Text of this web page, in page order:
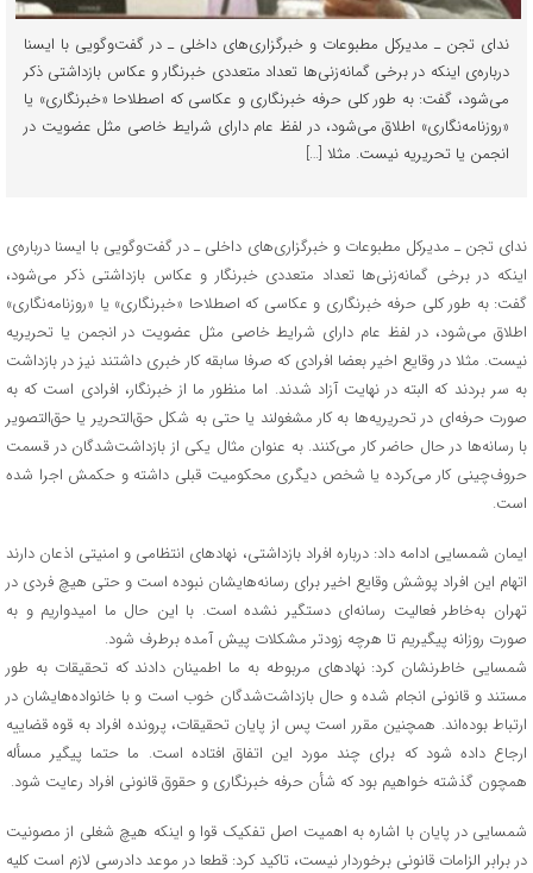
ندای تجن ـ مدیرکل مطبوعات و خبرگزاری‌های داخلی ـ در گفت‌وگویی با ایسنا
درباره‌ی اینکه در برخی گمانه‌زنی‌ها تعداد متعددی خبرنگار و عکاس بازداشتی ذکر
می‌شود، گفت: به طور کلی حرفه خبرنگاری و عکاسی که اصطلاحا «خبرنگاری» یا
«روزنامه‌نگاری» اطلاق می‌شود، در لفظ عام دارای شرایط خاصی مثل عضویت در
انجمن یا تحریریه نیست. مثلا […]
ندای تجن ـ مدیرکل مطبوعات و خبرگزاری‌های داخلی ـ در گفت‌وگویی با ایسنا درباره‌ی
اینکه در برخی گمانه‌زنی‌ها تعداد متعددی خبرنگار و عکاس بازداشتی ذکر می‌شود،
گفت: به طور کلی حرفه خبرنگاری و عکاسی که اصطلاحا «خبرنگاری» یا «روزنامه‌نگاری»
اطلاق می‌شود، در لفظ عام دارای شرایط خاصی مثل عضویت در انجمن یا تحریریه
نیست. مثلا در وقایع اخیر بعضا افرادی که صرفا سابقه کار خبری داشتند نیز در بازداشت
به سر بردند که البته در نهایت آزاد شدند. اما منظور ما از خبرنگار، افرادی است که به
صورت حرفه‌ای در تحریریه‌ها به کار مشغولند یا حتی به شکل حق‌التحریر یا حق‌التصویر
با رسانه‌ها در حال حاضر کار می‌کنند. به عنوان مثال یکی از بازداشت‌شدگان در قسمت
حروف‌چینی کار می‌کرده یا شخص دیگری محکومیت قبلی داشته و حکمش اجرا شده
است.
ایمان شمسایی ادامه داد: درباره افراد بازداشتی، نهادهای انتظامی و امنیتی اذعان دارند
اتهام این افراد پوشش وقایع اخیر برای رسانه‌هایشان نبوده است و حتی هیچ فردی در
تهران به‌خاطر فعالیت رسانه‌ای دستگیر نشده است. با این حال ما امیدواریم و به
صورت روزانه پیگیریم تا هرچه زودتر مشکلات پیش آمده برطرف شود.‌
شمسایی خاطرنشان کرد: نهادهای مربوطه به ما اطمینان دادند که تحقیقات به طور
مستند و قانونی انجام شده و حال بازداشت‌شدگان خوب است و با خانواده‌هایشان در
ارتباط بوده‌اند. همچنین مقرر است پس از پایان تحقیقات، پرونده افراد به قوه قضاییه
ارجاع داده شود که برای چند مورد این اتفاق افتاده است. ما حتما پیگیر مسأله
همچون گذشته خواهیم بود که شأن حرفه خبرنگاری و حقوق قانونی افراد رعایت شود.
شمسایی در پایان با اشاره به اهمیت اصل تفکیک قوا و اینکه هیچ شغلی از مصونیت
در برابر الزامات قانونی برخوردار نیست، تاکید کرد: قطعا در موعد دادرسی لازم است کلیه